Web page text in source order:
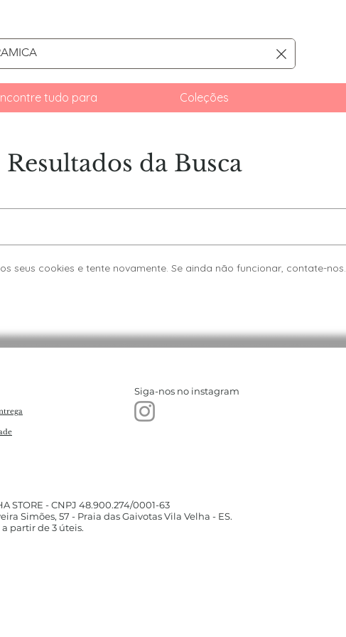
tudo para Coleções
Resultados da Busca
seus cookies e tente novamente. Se ainda não funcionar, contate-nos.
Siga-nos no instagram
STORE - CNPJ 48.900.274/0001-63
Simões, 57 - Praia das Gaivotas Vila Velha - ES.​
partir de 3 úteis.